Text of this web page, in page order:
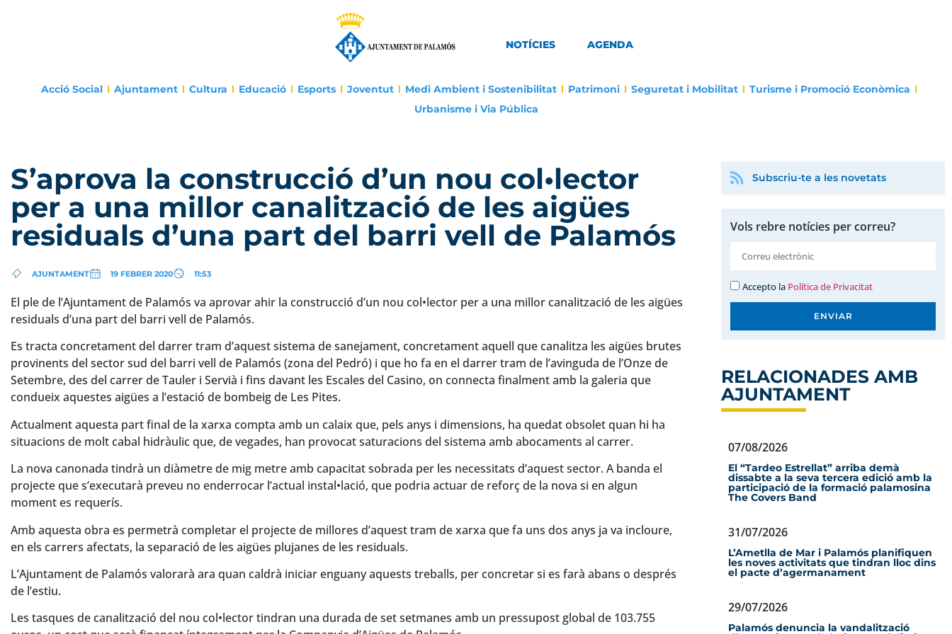
NOTÍCIES AGENDA
Acció Social Ajuntament Cultura Educació Esports Joventut Medi Ambient i Sostenibilitat Patrimoni Seguretat i Mobilitat
Turisme i Promoció Econòmica
Urbanisme i Via Pública
S’aprova la construcció d’un nou col•lector
per a una millor canalització de les aigües
residuals d’una part del barri vell de Palamós
AJUNTAMENT 19 FEBRER 2020 11:53
El ple de l’Ajuntament de Palamós va aprovar ahir la construcció d’un nou col•lector per a una millor canalització de les aigües
residuals d’una part del barri vell de Palamós.
Es tracta concretament del darrer tram d’aquest sistema de sanejament, concretament aquell que canalitza les aigües brutes
provinents del sector sud del barri vell de Palamós (zona del Pedró) i que ho fa en el darrer tram de l’avinguda de l’Onze de
Setembre, des del carrer de Tauler i Servià i fins davant les Escales del Casino, on connecta finalment amb la galeria que
condueix aquestes aigües a l’estació de bombeig de Les Pites.
Actualment aquesta part final de la xarxa compta amb un calaix que, pels anys i dimensions, ha quedat obsolet quan hi ha
situacions de molt cabal hidràulic que, de vegades, han provocat saturacions del sistema amb abocaments al carrer.
La nova canonada tindrà un diàmetre de mig metre amb capacitat sobrada per les necessitats d’aquest sector. A banda el
projecte que s’executarà preveu no enderrocar l’actual instal•lació, que podria actuar de reforç de la nova si en algun
moment es requerís.
Amb aquesta obra es permetrà completar el projecte de millores d’aquest tram de xarxa que fa uns dos anys ja va incloure,
en els carrers afectats, la separació de les aigües plujanes de les residuals.
L’Ajuntament de Palamós valorarà ara quan caldrà iniciar enguany aquests treballs, per concretar si es farà abans o després
de l’estiu.
Les tasques de canalització del nou col•lector tindran una durada de set setmanes amb un pressupost global de 103.755
Subscriu-te a les novetats
Vols rebre notícies per correu?
Accepto la Política de Privacitat
ENVIAR
RELACIONADES AMB
AJUNTAMENT
07/08/2026
El “Tardeo Estrellat” arriba demà
dissabte a la seva tercera edició amb la
participació de la formació palamosina
The Covers Band
31/07/2026
L’Ametlla de Mar i Palamós planifiquen
les noves activitats que tindran lloc dins
el pacte d’agermanament
29/07/2026
Palamós denuncia la vandalització